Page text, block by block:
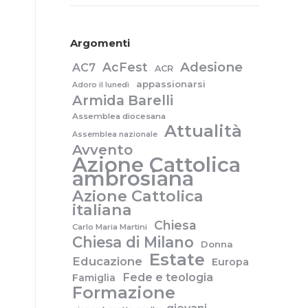
Argomenti
AC7 AcFest ACR Adesione
Adoro il lunedì appassionarsi
Armida Barelli
Assemblea diocesana
Assemblea nazionale Attualità
Avvento
Azione Cattolica
ambrosiana
Azione Cattolica
italiana
Carlo Maria Martini Chiesa
Chiesa di Milano Donna
Educazione Estate
Europa
Famiglia
Fede e teologia
Formazione